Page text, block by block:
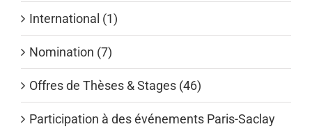
International (1)
Nomination (7)
Offres de Thèses & Stages (46)
Participation à des événements Paris-Saclay